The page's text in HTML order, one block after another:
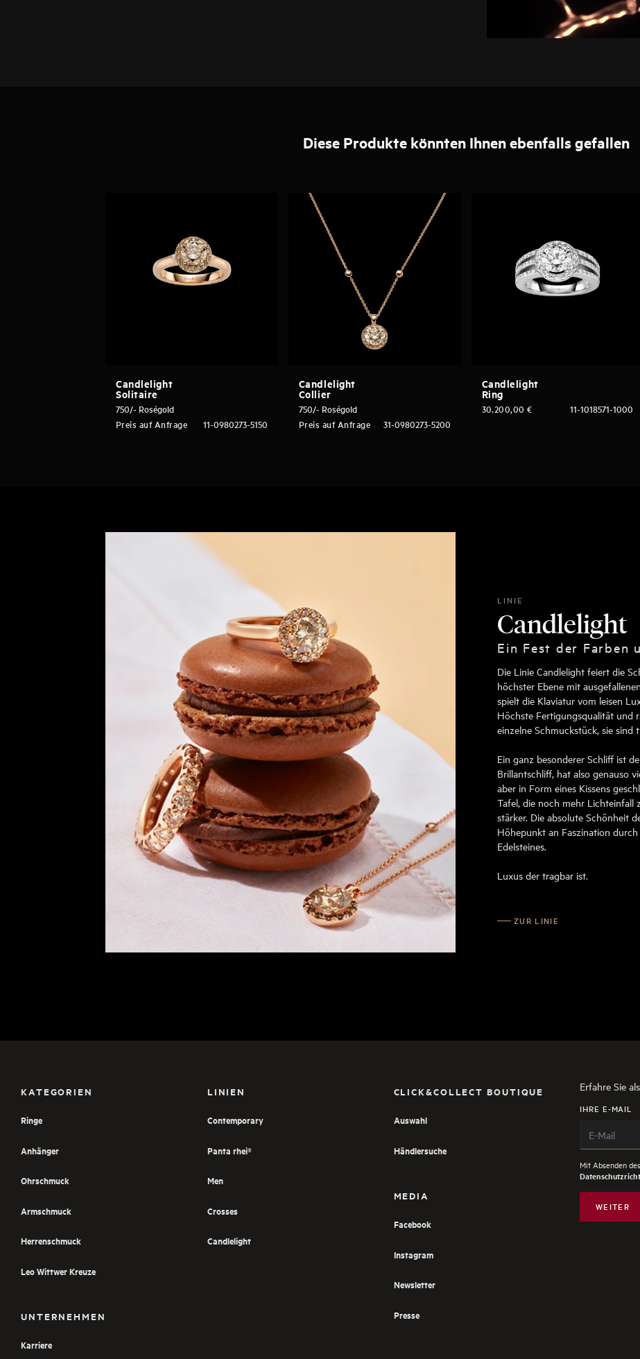
Diese Produkte könnten Ihnen ebenfalls gefallen
Candlelight
Solitaire
750/- Roségold
11-0980273-5150
Preis auf Anfrage
Candlelight
Collier
750/- Roségold
31-0980273-5200
Preis auf Anfrage
Candlelight
Ring
11-1018571-1000
30.200,00€
LINIE
Candlelight
Ein Fest der Farben
Die Linie Candlelight feiert die
höchster Ebene mit
spielt die Klaviatur vom leisen
Höchste Fertigungsqualität und
einzelne Schmuckstück, sie sind
Ein ganz besonderer Schliff ist
Brillantschliff, hat also genauso
aber in Form eines Kissens
Tafel, die noch mehr Lichteinfall
stärker. Die absolute Schönheit
Höhepunkt an Faszination
Edelsteines.
Luxus der tragbar ist.
ZUR LINIE
KATEGORIEN
Ringe
Anhänger
Ohrschmuck
Armschmuck
Herrenschmuck
Leo Wittwer Kreuze
UNTERNEHMEN
Karriere
LINIEN
Contemporary
Panta rhei®
Men
Crosses
Candlelight
CLICK&COLLECT BOUTIQUE
Auswahl
Händlersuche
MEDIA
Facebook
Instagram
Newsletter
Presse
Erfahre Sie
IHRE E-MAIL
Mit Absenden
WEITER